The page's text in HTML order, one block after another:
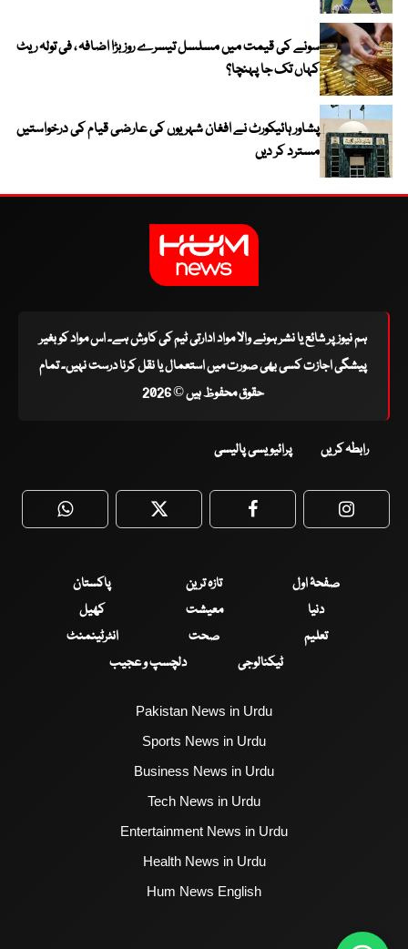
سونے کی قیمت میں مسلسل تیسرے روز بڑا اضافہ ، فی تولہ ریٹ
کہاں تک جا پہنچا؟
پشاور ہائیکورٹ نے افغان شہریوں کی عارضی قیام کی درخواستیں
مسترد کر دیں
ہم نیوز پر شائع یا نشر ہونے والا مواد ادارتی ٹیم کی کاوش ہے۔ اس مواد کو بغیر
پیشگی اجازت کسی بھی صورت میں استعمال یا نقل کرنا درست نہیں۔ تمام
حقوق محفوظ ہیں © 2026
رابطہ کریں پرائیویسی پالیسی
WhatsApp Twitter Facebook
صفحۂ اول تازہ ترین
پاکستان
دنیا
معیشت
کھیل
تعلیم
صحت
انٹرٹینمنٹ
ٹیکنالوجی
دلچسپ و عجیب
Pakistan News in Urdu
Sports News in Urdu
Business News in Urdu
Tech News in Urdu
Entertainment News in Urdu
Health News in Urdu
Hum News English